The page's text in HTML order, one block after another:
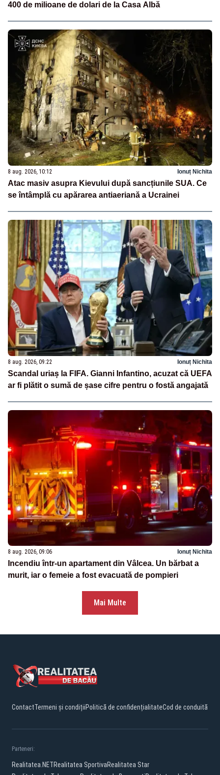
400 de milioane de dolari de la Casa Albă
8 aug. 2026, 10:12 Ionuț Nichita
Atac masiv asupra Kievului după sancțiunile SUA. Ce
se întâmplă cu apărarea antiaeriană a Ucrainei
8 aug. 2026, 09:22 Ionuț Nichita
Scandal uriaș la FIFA. Gianni Infantino, acuzat că UEFA
ar fi plătit o sumă de șase cifre pentru o fostă angajată
8 aug. 2026, 09:06 Ionuț Nichita
Incendiu într-un apartament din Vâlcea. Un bărbat a
murit, iar o femeie a fost evacuată de pompieri
Mai Multe
ContactTermeni și condițiiPolitică de confidențialitateCod de conduită
Parteneri:
Realitatea.NETRealitatea SportivaRealitatea Star